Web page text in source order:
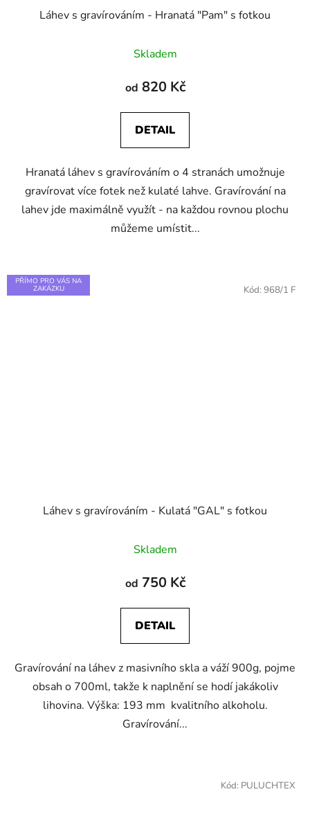
Láhev s gravírováním - Hranatá "Pam" s fotkou
hodnocení
produktu
5,0
z
hvězdiček.
Skladem
od 820 Kč
DETAIL
Hranatá láhev s gravírováním o 4 stranách umožnuje
gravírovat více fotek než kulaté lahve. Gravírování na
lahev jde maximálně využít - na každou rovnou plochu
můžeme umístit...
PŘÍMO PRO VÁS NA
ZAKÁZKU
Láhev s gravírováním - Kulatá "GAL" s fotkou
hodnocení
produktu
5,0
z
hvězdiček.
Skladem
od 750 Kč
DETAIL
Gravírování na láhev z masivního skla a váží 900g, pojme
obsah o 700ml, takže k naplnění se hodí jakákoliv
lihovina. Výška: 193 mm kvalitního alkoholu.
Gravírování...
Kód: 968/1 F
Kód: PULUCHTEX